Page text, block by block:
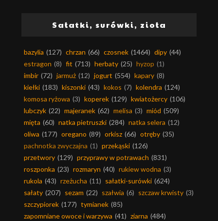
Sałatki, surówki, zioła
bazylia (127) chrzan (66) czosnek (1464) dipy (44)
estragon (8) fit (713) herbaty (25) hyzop (1)
imbir (72) jarmuż (12) jogurt (554) kapary (8)
kiełki (183) kiszonki (43) kokos (7) kolendra (124)
komosa ryżowa (3) koperek (129) kwiatożercy (106)
lubczyk (22) majeranek (62) melisa (3) miód (509)
mięta (60) natka pietruszki (284) natka selera (12)
oliwa (177) oregano (89) orkisz (66) otręby (35)
pachnotka zwyczajna (1) przekąski (126)
przetwory (129) przyprawy w potrawach (831)
roszponka (23) rozmaryn (40) rukiew wodna (3)
rukola (43) rzeżucha (11) sałatki-surówki (624)
sałaty (207) sezam (22) szałwia (6) szczaw krwisty (3)
szczypiorek (177) tymianek (85)
zapomniane owoce i warzywa (41) ziarna (484)